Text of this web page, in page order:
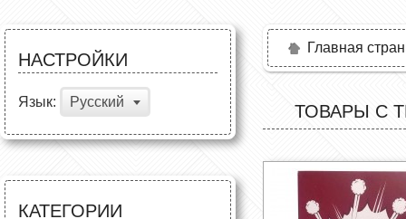
НАСТРОЙКИ
Язык: Русский
КАТЕГОРИИ
Главная
ТОВАРЫ С